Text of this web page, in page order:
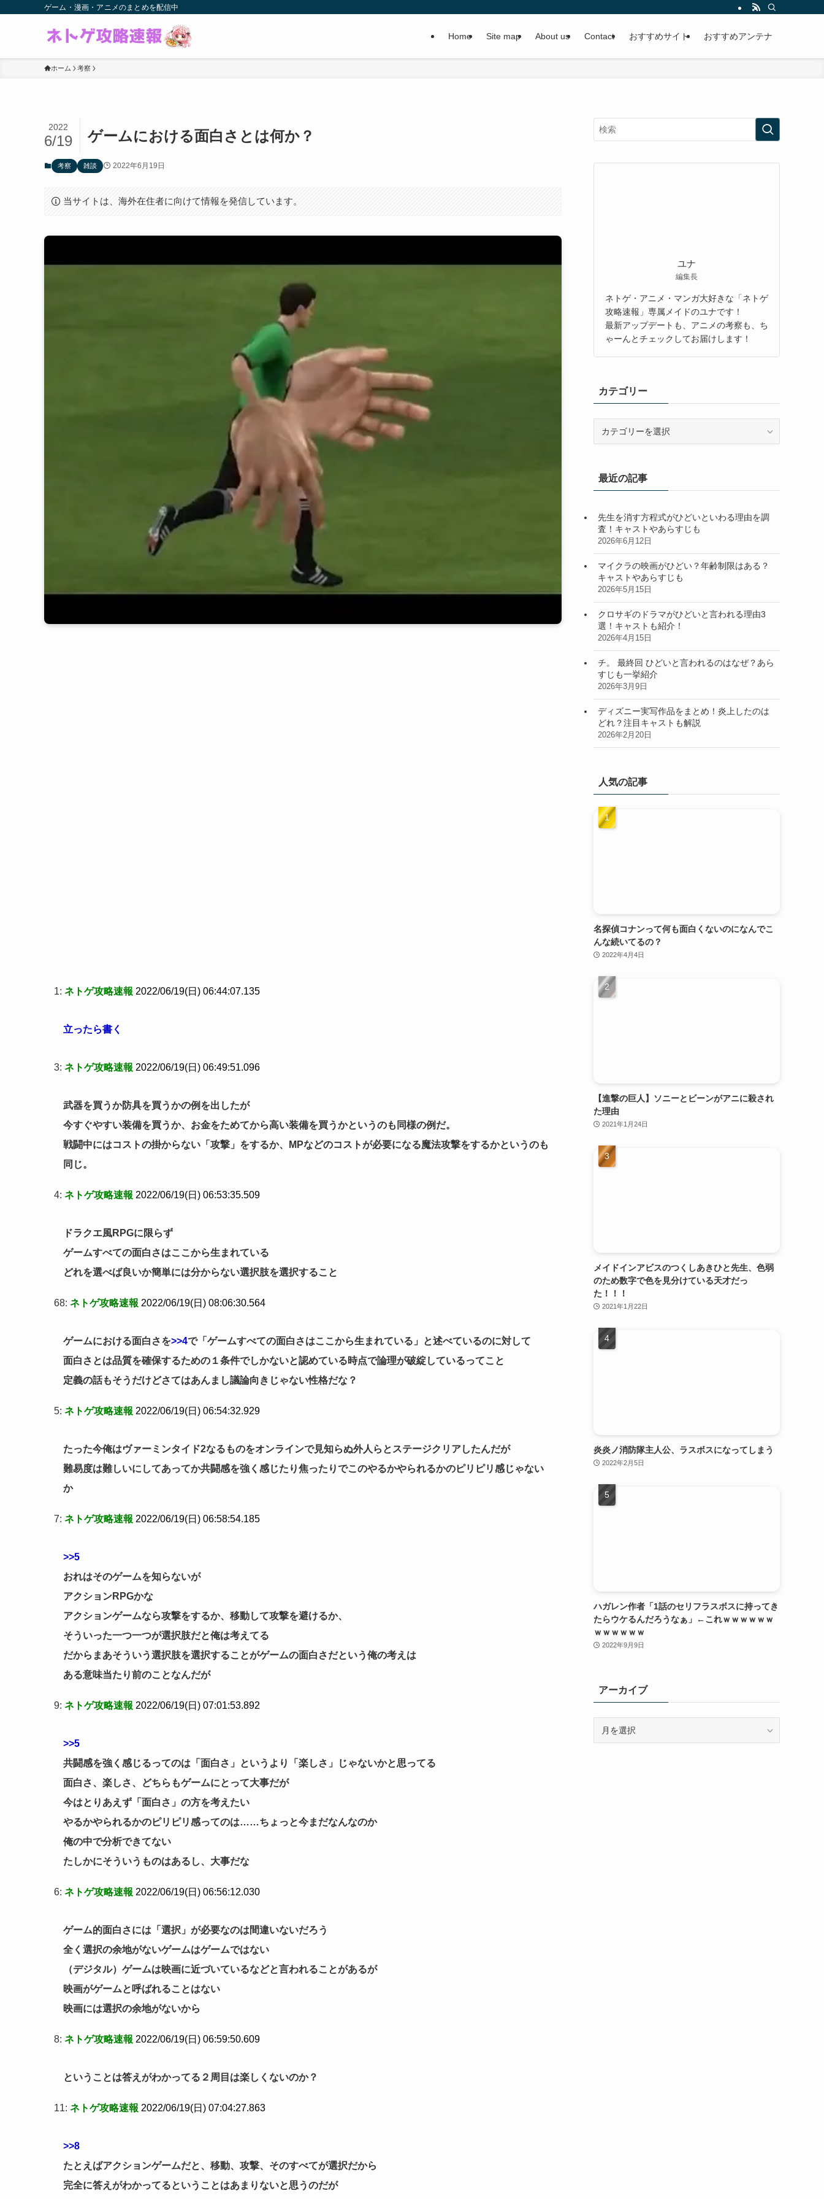
ゲーム・漫画・アニメのまとめを配信中
Home Site map About us Contact おすすめサイト おすすめアンテナ
ホーム 考察
ゲームにおける面白さとは何か？
2022
6/19
考察 雑談 2022年6月19日
当サイトは、海外在住者に向けて情報を発信しています。
1: ネトゲ攻略速報 2022/06/19(日) 06:44:07.135
立ったら書く
3: ネトゲ攻略速報 2022/06/19(日) 06:49:51.096
武器を買うか防具を買うかの例を出したが
今すぐやすい装備を買うか、お金をためてから高い装備を買うかというのも同様の例だ。
戦闘中にはコストの掛からない「攻撃」をするか、MPなどのコストが必要になる魔法攻撃をするかというのも
同じ。
4: ネトゲ攻略速報 2022/06/19(日) 06:53:35.509
ドラクエ風RPGに限らず
ゲームすべての面白さはここから生まれている
どれを選べば良いか簡単には分からない選択肢を選択すること
68: ネトゲ攻略速報 2022/06/19(日) 08:06:30.564
ゲームにおける面白さを>>4で「ゲームすべての面白さはここから生まれている」と述べているのに対して
面白さとは品質を確保するための１条件でしかないと認めている時点で論理が破綻しているってこと
定義の話もそうだけどさてはあんまし議論向きじゃない性格だな？
5: ネトゲ攻略速報 2022/06/19(日) 06:54:32.929
たった今俺はヴァーミンタイド2なるものをオンラインで見知らぬ外人らとステージクリアしたんだが
難易度は難しいにしてあってか共闘感を強く感じたり焦ったりでこのやるかやられるかのピリピリ感じゃない
か
7: ネトゲ攻略速報 2022/06/19(日) 06:58:54.185
>>5
おれはそのゲームを知らないが
アクションRPGかな
アクションゲームなら攻撃をするか、移動して攻撃を避けるか、
そういった一つ一つが選択肢だと俺は考えてる
だからまあそういう選択肢を選択することがゲームの面白さだという俺の考えは
ある意味当たり前のことなんだが
9: ネトゲ攻略速報 2022/06/19(日) 07:01:53.892
>>5
共闘感を強く感じるってのは「面白さ」というより「楽しさ」じゃないかと思ってる
面白さ、楽しさ、どちらもゲームにとって大事だが
今はとりあえず「面白さ」の方を考えたい
やるかやられるかのピリピリ感ってのは……ちょっと今まだなんなのか
俺の中で分析できてない
たしかにそういうものはあるし、大事だな
6: ネトゲ攻略速報 2022/06/19(日) 06:56:12.030
ゲーム的面白さには「選択」が必要なのは間違いないだろう
全く選択の余地がないゲームはゲームではない
（デジタル）ゲームは映画に近づいているなどと言われることがあるが
映画がゲームと呼ばれることはない
映画には選択の余地がないから
8: ネトゲ攻略速報 2022/06/19(日) 06:59:50.609
ということは答えがわかってる２周目は楽しくないのか？
11: ネトゲ攻略速報 2022/06/19(日) 07:04:27.863
>>8
たとえばアクションゲームだと、移動、攻撃、そのすべてが選択だから
完全に答えがわかってるということはあまりないと思うのだが
ユナ
編集長
ネトゲ・アニメ・マンガ大好きな「ネトゲ
攻略速報」専属メイドのユナです！
最新アップデートも、アニメの考察も、ち
ゃーんとチェックしてお届けします！
カテゴリー
ー最近の記事
先生を消す方程式がひどいといわる理由を調
査！キャストやあらすじも
2026年6月12日
マイクラの映画がひどい？年齢制限はある？
キャストやあらすじも
2026年5月15日
クロサギのドラマがひどいと言われる理由3
選！キャストも紹介！
2026年4月15日
チ。 最終回 ひどいと言われるのはなぜ？あら
すじも一挙紹介
2026年3月9日
ディズニー実写作品をまとめ！炎上したのは
どれ？注目キャストも解説
2026年2月20日
人気の記事
名探偵コナンって何も面白くないのになんでこ
んな続いてるの？
2022年4月4日
【進撃の巨人】ソニーとビーンがアニに殺され
た理由
2021年1月24日
メイドインアビスのつくしあきひと先生、色弱
のため数字で色を見分けている天才だっ
た！！！
2021年1月22日
炎炎ノ消防隊主人公、ラスボスになってしまう
2022年2月5日
ハガレン作者「1話のセリフラスボスに持ってき
たらウケるんだろうなぁ」←これｗｗｗｗｗｗ
ｗｗｗｗｗｗ
2022年9月9日
アーカイブ